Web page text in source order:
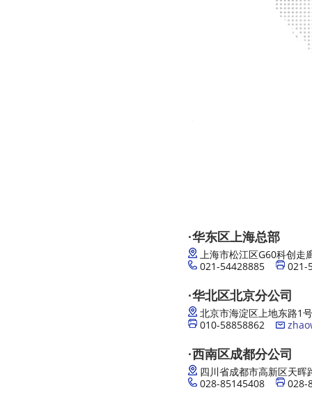
·华东区上海总部
上海市松江区G60科创走
021-54428885
·华北区北京分公司
北京市海淀区上地东路1
010-58858862
·西南区成都分公司
四川省成都市高新区天
028-85145408